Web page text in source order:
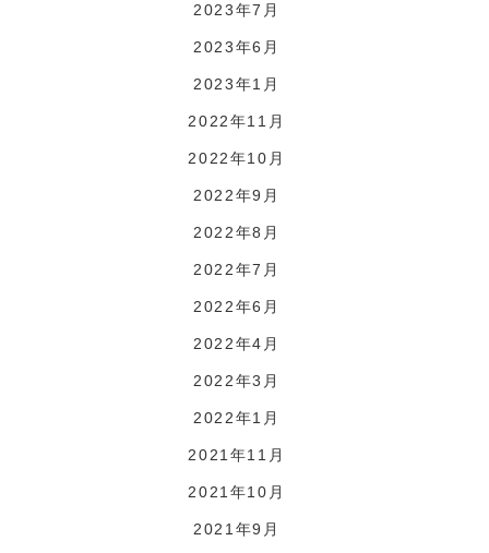
2023年7月
2023年6月
2023年1月
2022年11月
2022年10月
2022年9月
2022年8月
2022年7月
2022年6月
2022年4月
2022年3月
2022年1月
2021年11月
2021年10月
2021年9月